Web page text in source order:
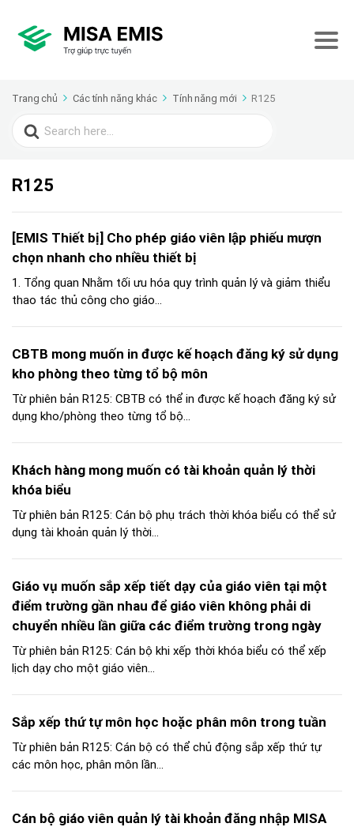
Trang chủ Các tính năng khác Tính năng mới R125
Search
for:
R125
[EMIS Thiết bị] Cho phép giáo viên lập phiếu mượn
chọn nhanh cho nhiều thiết bị
1. Tổng quan Nhằm tối ưu hóa quy trình quản lý và giảm thiểu
thao tác thủ công cho giáo...
CBTB mong muốn in được kế hoạch đăng ký sử dụng
kho phòng theo từng tổ bộ môn
Từ phiên bản R125: CBTB có thể in được kế hoạch đăng ký sử
dụng kho/phòng theo từng tổ bộ...
Khách hàng mong muốn có tài khoản quản lý thời
khóa biểu
Từ phiên bản R125: Cán bộ phụ trách thời khóa biểu có thể sử
dụng tài khoản quản lý thời...
Giáo vụ muốn sắp xếp tiết dạy của giáo viên tại một
điểm trường gần nhau để giáo viên không phải di
chuyển nhiều lần giữa các điểm trường trong ngày
Từ phiên bản R125: Cán bộ khi xếp thời khóa biểu có thể xếp
lịch dạy cho một giáo viên...
Sắp xếp thứ tự môn học hoặc phân môn trong tuần
Từ phiên bản R125: Cán bộ có thể chủ động sắp xếp thứ tự
các môn học, phân môn lần...
Cán bộ giáo viên quản lý tài khoản đăng nhập MISA